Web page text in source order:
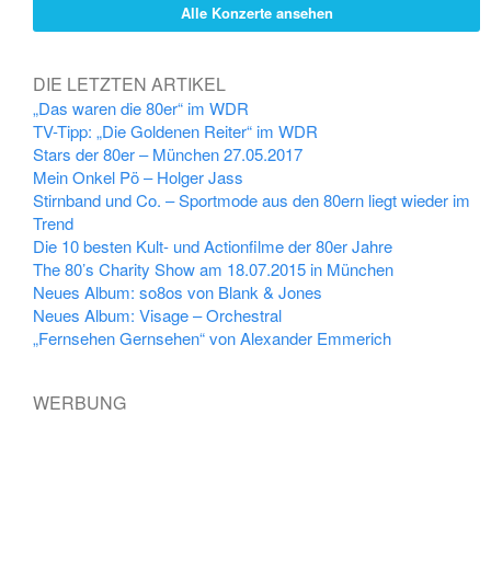
Alle Konzerte ansehen
DIE LETZTEN ARTIKEL
„Das waren die 80er“ im WDR
TV-Tipp: „Die Goldenen Reiter“ im WDR
Stars der 80er – München 27.05.2017
Mein Onkel Pö – Holger Jass
Stirnband und Co. – Sportmode aus den 80ern liegt wieder im
Trend
Die 10 besten Kult- und Actionfilme der 80er Jahre
The 80’s Charity Show am 18.07.2015 in München
Neues Album: so8os von Blank & Jones
Neues Album: Visage – Orchestral
„Fernsehen Gernsehen“ von Alexander Emmerich
WERBUNG